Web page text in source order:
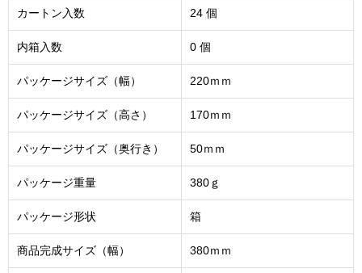
カートン入数 24 個
内箱入数 0 個
パッケージサイズ（幅） 220ｍｍ
パッケージサイズ（高さ） 170ｍｍ
パッケージサイズ（奥行き） 50ｍｍ
パッケージ重量 380ｇ
パッケージ形状 箱
商品完成サイズ（幅） 380ｍｍ